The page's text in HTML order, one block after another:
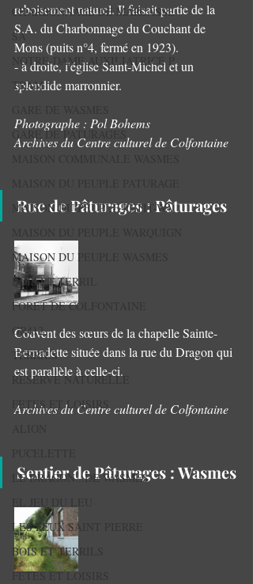
CHARBONNAGE DE MARCASSE
SA
NOTRE-DAME AUXILIATRICE P
TRAM
GARE DE PATURAGES
MAISON DU PEUPLE PETIT-WA
MAISON DU PEUPLE WASMES
BOIS ET TERRIL
FORET DE COLFONTAINE
GR412
TERRILS
RESERVE NATURELLE
FETES ET LOISIRS
LE DRAGON...DE WASMES
LES FEUX SAINT PIERRE
BOIS ET TERRILS
FETES ET LOISIRS
reboisement naturel. Il faisait partie de la
S.A. du Charbonnage du Couchant de
Mons (puits n°4, fermé en 1923).
- à droite, l'église Saint-Michel et un
splendide marronnier.
Photographe : Pol Bohems
Archives du Centre culturel de Colfontaine
Rue de Pâturages : Pâturages
Couvent des sœurs de la chapelle Sainte-
Bernadette située dans la rue du Dragon qui
est parallèle à celle-ci.
Archives du Centre culturel de Colfontaine
Sentier de Pâturages : Wasmes